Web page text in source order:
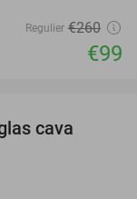
Regulier €260
€99
cava